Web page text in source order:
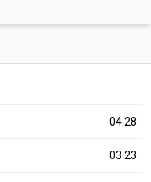
04.28
03.23